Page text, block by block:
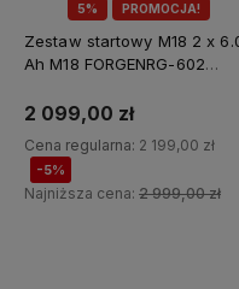
5% PROMOCJA!
Zestaw startowy M18 2 x
Ah M18 FORGENRG-602
2 099,00 zł
Cena regularna: 2 199,00 zł
-5%
Najniższa cena: 2 999,00 zł